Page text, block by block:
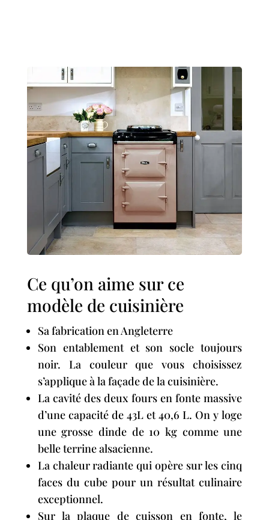
Ce qu’on aime sur ce
modèle de cuisinière
Sa fabrication en Angleterre
Son entablement et son socle toujours
noir. La couleur que vous choisissez
s’applique à la façade de la cuisinière.
La cavité des deux fours en fonte massive
d’une capacité de 43L et 40,6 L. On y loge
une grosse dinde de 10 kg comme une
belle terrine alsacienne.
La chaleur radiante qui opère sur les cinq
faces du cube pour un résultat culinaire
exceptionnel.
Sur la plaque de cuisson en fonte, le